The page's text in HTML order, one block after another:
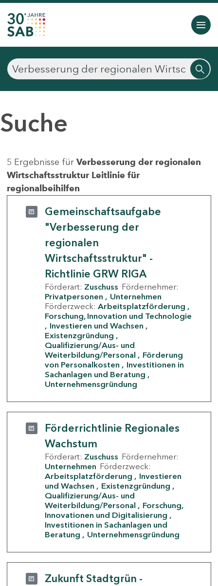
Suche
5 Ergebnisse für Verbesserung der regionalen
Wirtschaftsstruktur Leitlinie für
regionalbeihilfen
Gemeinschaftsaufgabe
"Verbesserung der
regionalen
Wirtschaftsstruktur" -
Richtlinie GRW RIGA
Förderart: Zuschuss Fördernehmer:
Privatpersonen
Unternehmen
Förderzweck: Arbeitsplatzförderung
Forschung, Innovation und Technologie
Investieren und Wachsen
Existenzgründung
Qualifizierung/Aus- und
Weiterbildung/Personal
Förderung
von Personalkosten
Investitionen in
Sachanlagen und Beratung
Unternehmensgründung
Förderrichtlinie Regionales
Wachstum
Förderart: Zuschuss Fördernehmer:
Unternehmen Förderzweck:
Arbeitsplatzförderung
Investieren
und Wachsen
Existenzgründung
Qualifizierung/Aus- und
Weiterbildung/Personal
Forschung,
Innovationen und Digitalisierung
Investitionen in Sachanlagen und
Beratung
Unternehmensgründung
Zukunft Stadtgrün -